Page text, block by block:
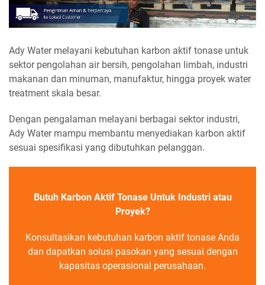
Ady Water melayani kebutuhan karbon aktif tonase untuk
sektor pengolahan air bersih, pengolahan limbah, industri
makanan dan minuman, manufaktur, hingga proyek water
treatment skala besar.
Dengan pengalaman melayani berbagai sektor industri,
Ady Water mampu membantu menyediakan karbon aktif
sesuai spesifikasi yang dibutuhkan pelanggan.
Butuh Karbon Aktif Tonase Untuk Industri atau
Proyek?
Konsultasikan kebutuhan karbon aktif tonase Anda
dan dapatkan solusi pasokan yang sesuai dengan
kapasitas operasional perusahaan.